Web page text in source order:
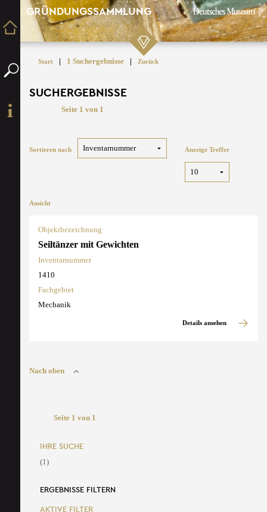
GRÜNDUNGSSAMMLUNG
Start | 1 Suchergebnisse | Zurück
SUCHERGEBNISSE
Seite 1 von 1
Sortieren nach Anzeige Treffer
Ansicht
Objektbezeichnung
Seiltänzer mit Gewichten
Inventarnummer
1410
Fachgebiet
Mechanik
Details ansehen
Nach oben
Seite 1 von 1
IHRE SUCHE
(1)
ERGEBNISSE FILTERN
AKTIVE FILTER